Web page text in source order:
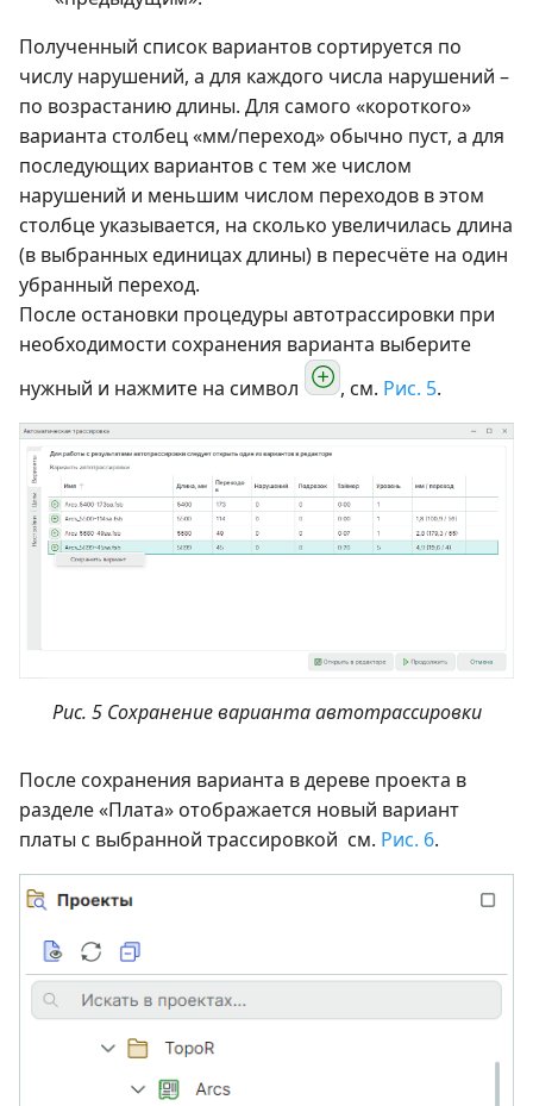
Полученный список вариантов сортируется по
числу нарушений, а для каждого числа нарушений –
по возрастанию длины. Для самого «короткого»
варианта столбец «мм/переход» обычно пуст, а для
последующих вариантов с тем же числом
нарушений и меньшим числом переходов в этом
столбце указывается, на сколько увеличилась длина
(в выбранных единицах длины) в пересчёте на один
убранный переход.
После остановки процедуры автотрассировки при
необходимости сохранения варианта выберите
нужный и нажмите на символ
, см. Рис. 5.
Рис. 5 Сохранение варианта автотрассировки
После сохранения варианта в дереве проекта в
разделе «Плата» отображается новый вариант
платы с выбранной трассировкой см. Рис. 6.